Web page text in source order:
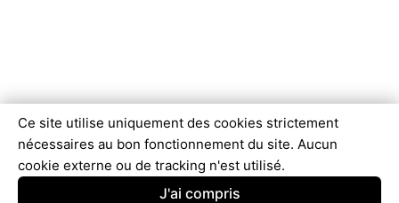
Ce site utilise uniquement des cookies strictement
nécessaires au bon fonctionnement du site. Aucun
cookie externe ou de tracking n'est utilisé.
J'ai compris